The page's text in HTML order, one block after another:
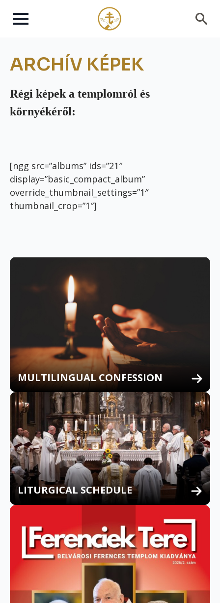
ARCHÍV KÉPEK
Régi képek a templomról és
környékéről:
[ngg src=”albums” ids=”21″
display=”basic_compact_album”
override_thumbnail_settings=”1″
thumbnail_crop=”1″]
MULTILINGUAL CONFESSION
LITURGICAL SCHEDULE